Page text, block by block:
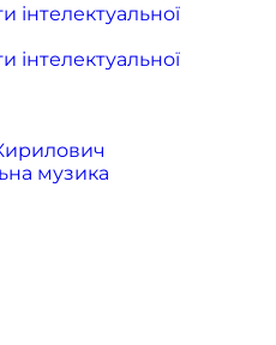
інтелектуальної
інтелектуальної
музика